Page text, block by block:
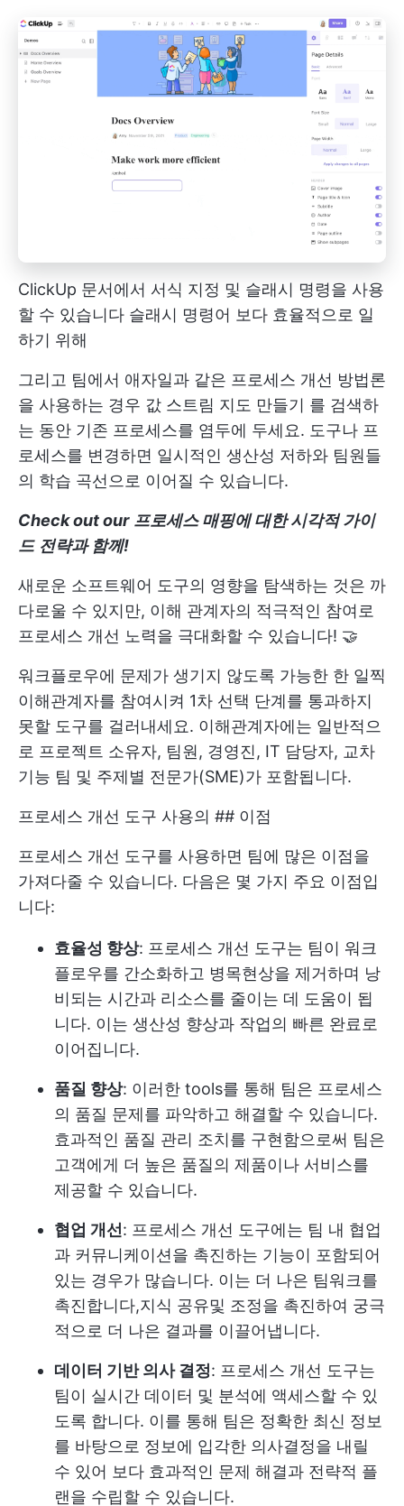
ClickUp 문서에서 서식 지정 및 슬래시 명령을 사용
할 수 있습니다 슬래시 명령어 보다 효율적으로 일
하기 위해
그리고 팀에서 애자일과 같은 프로세스 개선 방법론
을 사용하는 경우 값 스트림 지도 만들기 를 검색하
는 동안 기존 프로세스를 염두에 두세요. 도구나 프
로세스를 변경하면 일시적인 생산성 저하와 팀원들
의 학습 곡선으로 이어질 수 있습니다.
Check out our 프로세스 매핑에 대한 시각적 가이
드 전략과 함께!
새로운 소프트웨어 도구의 영향을 탐색하는 것은 까
다로울 수 있지만, 이해 관계자의 적극적인 참여로
프로세스 개선 노력을 극대화할 수 있습니다! 🤝
워크플로우에 문제가 생기지 않도록 가능한 한 일찍
이해관계자를 참여시켜 1차 선택 단계를 통과하지
못할 도구를 걸러내세요. 이해관계자에는 일반적으
로 프로젝트 소유자, 팀원, 경영진, IT 담당자, 교차
기능 팀 및 주제별 전문가(SME)가 포함됩니다.
프로세스 개선 도구 사용의 ## 이점
프로세스 개선 도구를 사용하면 팀에 많은 이점을
가져다줄 수 있습니다. 다음은 몇 가지 주요 이점입
니다:
효율성 향상: 프로세스 개선 도구는 팀이 워크
플로우를 간소화하고 병목현상을 제거하며 낭
비되는 시간과 리소스를 줄이는 데 도움이 됩
니다. 이는 생산성 향상과 작업의 빠른 완료로
이어집니다.
품질 향상: 이러한 tools를 통해 팀은 프로세스
의 품질 문제를 파악하고 해결할 수 있습니다.
효과적인 품질 관리 조치를 구현함으로써 팀은
고객에게 더 높은 품질의 제품이나 서비스를
제공할 수 있습니다.
협업 개선 : 프로세스 개선 도구에는 팀 내 협업
과 커뮤니케이션을 촉진하는 기능이 포함되어
있는 경우가 많습니다. 이는 더 나은 팀워크를
촉진합니다,지식 공유및 조정을 촉진하여 궁극
적으로 더 나은 결과를 이끌어냅니다.
데이터 기반 의사 결정: 프로세스 개선 도구는
팀이 실시간 데이터 및 분석에 액세스할 수 있
도록 합니다. 이를 통해 팀은 정확한 최신 정보
를 바탕으로 정보에 입각한 의사결정을 내릴
수 있어 보다 효과적인 문제 해결과 전략적 플
랜을 수립할 수 있습니다.